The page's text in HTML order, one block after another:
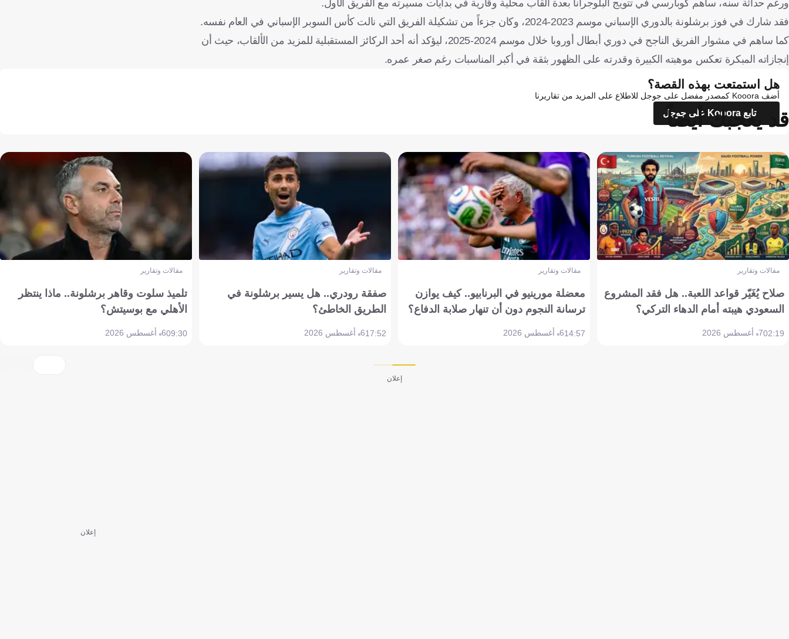
ورغم حداثة سنه، ساهم كوبارسي في تتويج البلوجرانا بعدة ألقاب محلية وقارية في بدايات مسيرته مع الفريق الأول.
فقد شارك في فوز برشلونة بالدوري الإسباني موسم 2023-2024، وكان جزءاً من تشكيلة الفريق التي نالت كأس السوبر الإسباني في العام نفسه.
كما ساهم في مشوار الفريق الناجح في دوري أبطال أوروبا خلال موسم 2024-2025، ليؤكد أنه أحد الركائز المستقبلية للمزيد من الألقاب، حيث أن
إنجازاته المبكرة تعكس موهبته الكبيرة وقدرته على الظهور بثقة في أكبر المناسبات رغم صغر عمره.
هل استمتعت بهذه القصة؟
أضف Kooora كمصدر مفضل على جوجل للاطلاع على المزيد من تقاريرنا
تابع Kooora على جوجل
قد يعجبك أيضاً
مقالات وتقارير
صلاح يُغَيّر قواعد اللعبة.. هل فقد المشروع
السعودي هيبته أمام الدهاء التركي؟
02:197 أغسطس 2026
مقالات وتقارير
معضلة مورينيو في البرنابيو.. كيف يوازن
ترسانة النجوم دون أن تنهار صلابة الدفاع؟
14:576 أغسطس 2026
مقالات وتقارير
صفقة رودري.. هل يسير برشلونة في
الطريق الخاطئ؟
17:526 أغسطس 2026
مقالات وتقارير
تلميذ سلوت وقاهر برشلونة.. ماذا ينتظر
الأهلي مع بوسيتش؟
09:306 أغسطس 2026
إعلان
إعلان